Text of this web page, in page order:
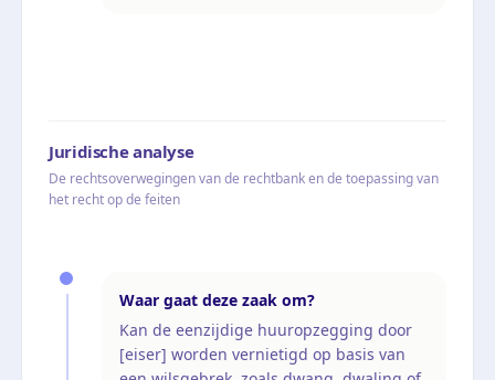
Juridische analyse
De rechtsoverwegingen van de rechtbank en de toepassing van
het recht op de feiten
Waar gaat deze zaak om?
Kan de eenzijdige huuropzegging door
[eiser] worden vernietigd op basis van